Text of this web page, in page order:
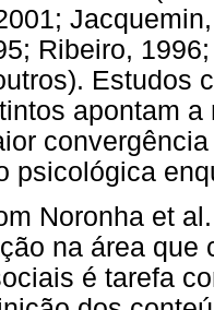
Ribeiro,
Estudos
apontam
psicológica
Noronha et
na área
é tarefa